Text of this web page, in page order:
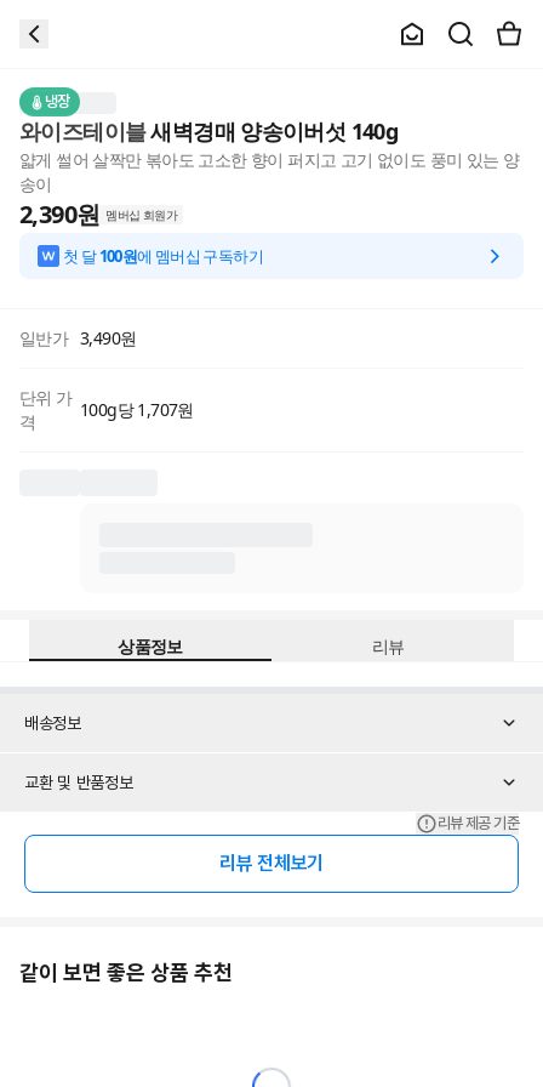
냉장
와이즈테이블새벽경매 양송이버섯 140g
얇게 썰어 살짝만 볶아도 고소한 향이 퍼지고 고기 없이도 풍미 있는 양
송이
2,390원 멤버십 회원가
첫 달100원에 멤버십 구독하기
일반가 3,490원
단위 가
격
100g당 1,707원
상품정보 리뷰
배송정보
교환 및 반품정보
리뷰 제공 기준
리뷰 전체보기
같이 보면 좋은 상품 추천